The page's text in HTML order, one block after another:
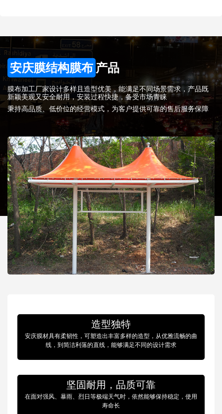
安庆膜结构膜布 产品
膜布加工厂家设计多样且造型优美，能满足不同场景需求，产品既
新颖美观又安全耐用，安装过程快捷，备受市场青睐
秉持高品质、低价位的经营模式，为客户提供可靠的售后服务保障
造型独特
安庆膜材具有柔韧性，可塑造出丰富多样的造型，从优雅流畅的曲
线，到简洁利落的直线，能够满足不同的设计需求
坚固耐用，品质可靠
在面对强风、暴雨、烈日等极端天气时，依然能够保持稳定，使用
寿命长